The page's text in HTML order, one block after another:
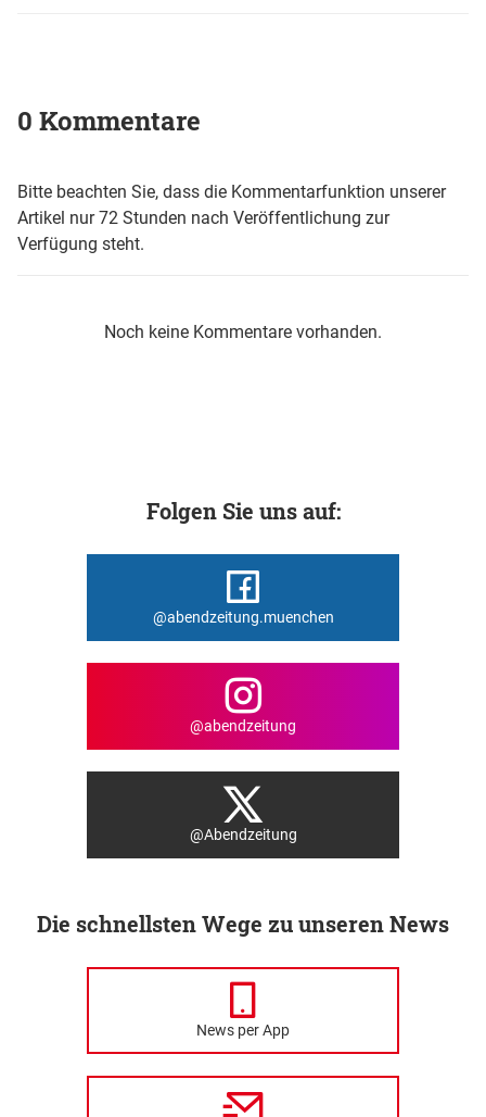
0 Kommentare
Bitte beachten Sie, dass die Kommentarfunktion unserer
Artikel nur 72 Stunden nach Veröffentlichung zur
Verfügung steht.
Noch keine Kommentare vorhanden.
Folgen Sie uns auf:
@abendzeitung.muenchen
@abendzeitung
@Abendzeitung
Die schnellsten Wege zu unseren News
News per App